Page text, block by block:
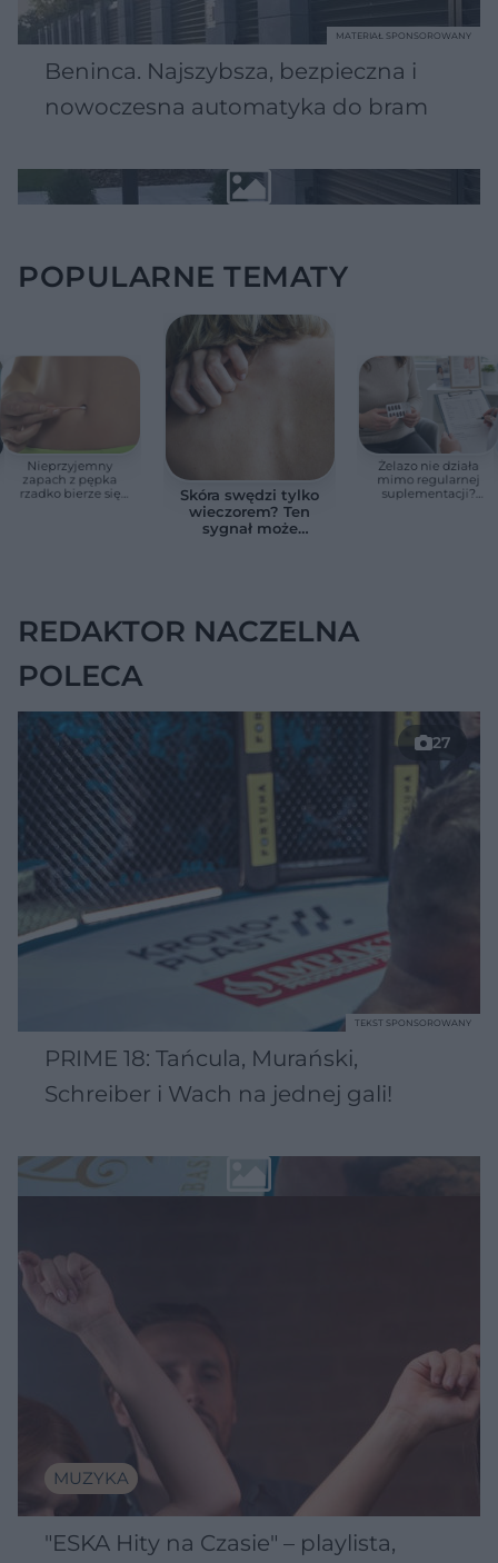
Beninca. Najszybsza, bezpieczna i
nowoczesna automatyka do bram
MATERIAŁ SPONSOROWANY
POPULARNE TEMATY
Nieprzyjemny
zapach z pępka
rzadko bierze się
Skóra swędzi tylko
wieczorem? Ten
sygnał może
Żelazo nie działa
mimo regularnej
suplementacji?
REDAKTOR NACZELNA
POLECA
27
PRIME 18: Tańcula, Murański,
Schreiber i Wach na jednej gali!
TEKST SPONSOROWANY
MUZYKA
"ESKA Hity na Czasie" – playlista,